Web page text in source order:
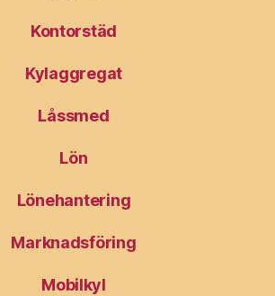
Kontorstäd
Kylaggregat
Låssmed
Lön
Lönehantering
Marknadsföring
Mobilkyl